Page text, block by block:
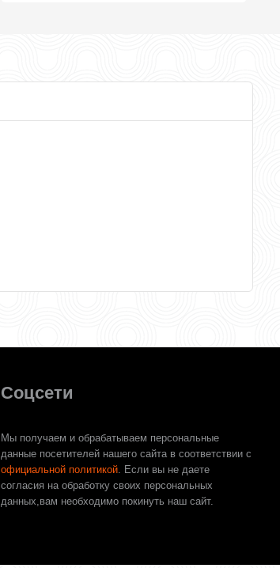
Соцсети
Мы получаем и обрабатываем персональные
данные посетителей нашего сайта в соответствии с
официальной политикой. Если вы не даете
согласия на обработку своих персональных
данных,вам необходимо покинуть наш сайт.